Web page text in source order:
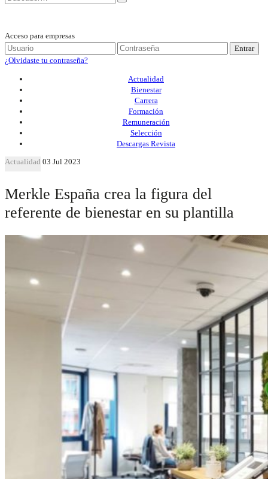
Acceso para empresas
Entrar
¿Olvidaste tu contraseña?
Actualidad
Bienestar
Carrera
Formación
Remuneración
Selección
Descargas Revista
Actualidad 03 Jul 2023
Merkle España crea la figura del
referente de bienestar en su plantilla